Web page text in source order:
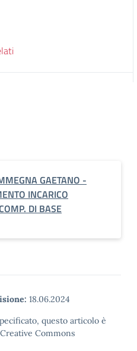
GAETANO -
INCARICO
DI BASE
18.06.2024
questo articolo è
Commons